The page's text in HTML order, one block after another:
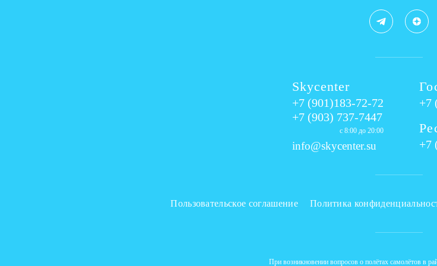
Skycenter
+7 (901)183-72-72
+7 (903) 737-7447
с 8:00 до 20:00
info@skycenter.su
+7
+7
Пользовательское соглашение Политика
При возникновении вопросов о полётах самолётов в